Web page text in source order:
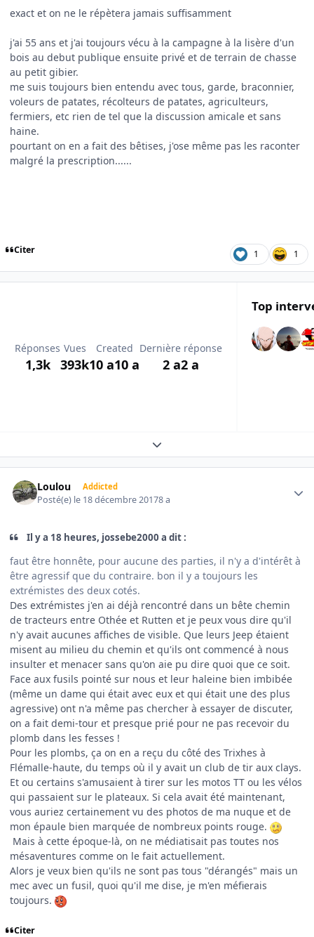
exact et on ne le répètera jamais suffisamment
j'ai 55 ans et j'ai toujours vécu à la campagne à la lisère d'un
bois au debut publique ensuite privé et de terrain de chasse
au petit gibier.
me suis toujours bien entendu avec tous, garde, braconnier,
voleurs de patates, récolteurs de patates, agriculteurs,
fermiers, etc rien de tel que la discussion amicale et sans
haine.
pourtant on en a fait des bêtises, j'ose même pas les raconter
malgré la prescription......
Citer 1 1
Réponses
1,3k
Vues
393k
Created
10 a10 a
Dernière réponse
2 a2 a
Top
Expand topic overview
Loulou Addicted
Posté(e) le 18 décembre 20178 a
Il y a 18 heures, jossebe2000 a dit :
faut être honnête, pour aucune des parties, il n'y a d'intérêt à
être agressif que du contraire. bon il y a toujours les
extrémistes des deux cotés.
Des extrémistes j'en ai déjà rencontré dans un bête chemin
de tracteurs entre Othée et Rutten et je peux vous dire qu'il
n'y avait aucunes affiches de visible. Que leurs Jeep étaient
misent au milieu du chemin et qu'ils ont commencé à nous
insulter et menacer sans qu'on aie pu dire quoi que ce soit.
Face aux fusils pointé sur nous et leur haleine bien imbibée
(même un dame qui était avec eux et qui était une des plus
agressive) ont n'a même pas chercher à essayer de discuter,
on a fait demi-tour et presque prié pour ne pas recevoir du
plomb dans les fesses !
Pour les plombs, ça on en a reçu du côté des Trixhes à
Flémalle-haute, du temps où il y avait un club de tir aux clays.
Et ou certains s'amusaient à tirer sur les motos TT ou les vélos
qui passaient sur le plateaux. Si cela avait été maintenant,
vous auriez certainement vu des photos de ma nuque et de
mon épaule bien marquée de nombreux points rouge.
Mais à cette époque-là, on ne médiatisait pas toutes nos
mésaventures comme on le fait actuellement.
Alors je veux bien qu'ils ne sont pas tous "dérangés" mais un
mec avec un fusil, quoi qu'il me dise, je m'en méfierais
toujours.
Citer